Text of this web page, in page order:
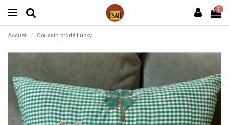
0
Accueil Coussin brodé Lucky